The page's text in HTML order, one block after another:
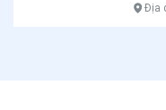
Địa